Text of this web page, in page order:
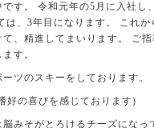
でもあり、皆さんにとって必要
。
とバランス
です。 令和元年の5月に入社し
は、3年目になります。 これ
、精進してまいります。 ご
す。
ツのスキーをしております。
好の喜びを感じております)
脳みそがとろけるチーズに